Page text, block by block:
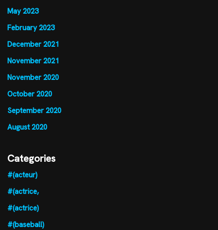
May 2023
February 2023
December 2021
November 2021
November 2020
October 2020
September 2020
August 2020
Categories
#(acteur)
#(actrice,
#(actrice)
#(baseball)